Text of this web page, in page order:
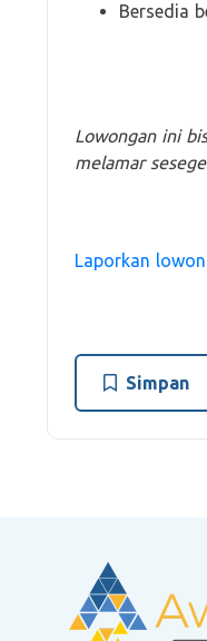
Bersedia
Lowongan ini
melamar
Laporkan
Simpan